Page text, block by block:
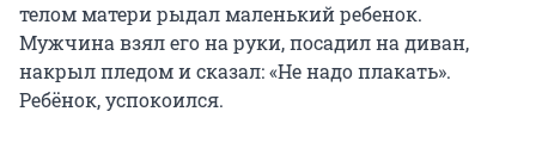
телом матери рыдал маленький ребенок.
Мужчина взял его на руки, посадил на диван,
накрыл пледом и сказал: «Не надо плакать».
Ребёнок, успокоился.